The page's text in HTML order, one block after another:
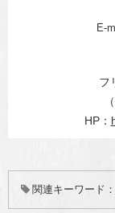
E-
フ
HP：
関連キーワード：